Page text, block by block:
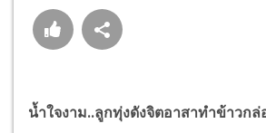
น้ำใจงาม..ลูกทุ่งดังจิตอาสาทำข้าวก